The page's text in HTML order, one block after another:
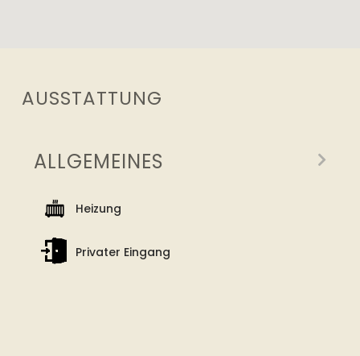
AUSSTATTUNG
ALLGEMEINES
Heizung
Privater Eingang